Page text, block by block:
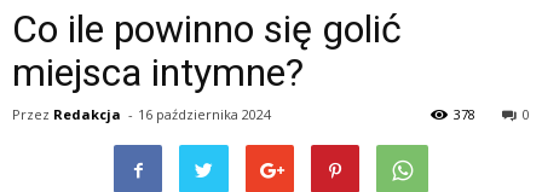
Co ile powinno się golić
miejsca intymne?
Przez Redakcja - 16 października 2024 0
378